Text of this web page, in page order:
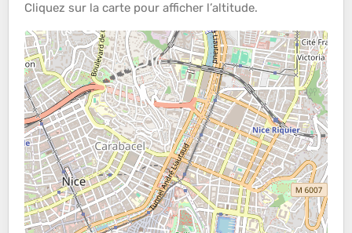
Cliquez sur la carte pour afficher l’altitude.